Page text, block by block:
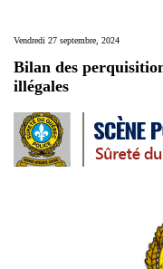
Vendredi 27 septembre, 2024
Bilan des
illégales